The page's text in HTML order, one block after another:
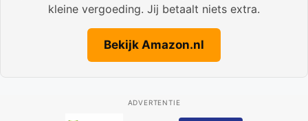
kleine vergoeding. Jij betaalt niets extra.
Bekijk Amazon.nl
ADVERTENTIE